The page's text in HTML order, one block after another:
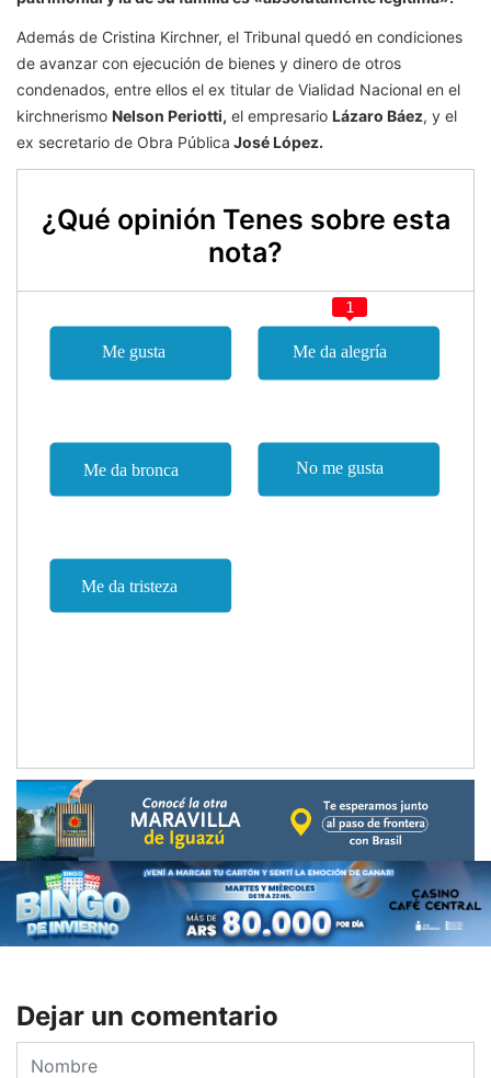
Además de Cristina Kirchner, el Tribunal quedó en condiciones
de avanzar con ejecución de bienes y dinero de otros
condenados, entre ellos el ex titular de Vialidad Nacional en el
kirchnerismo Nelson Periotti, el empresario Lázaro Báez, y el
ex secretario de Obra Pública José López.
¿Qué opinión Tenes sobre esta
nota?
1
Dejar un comentario